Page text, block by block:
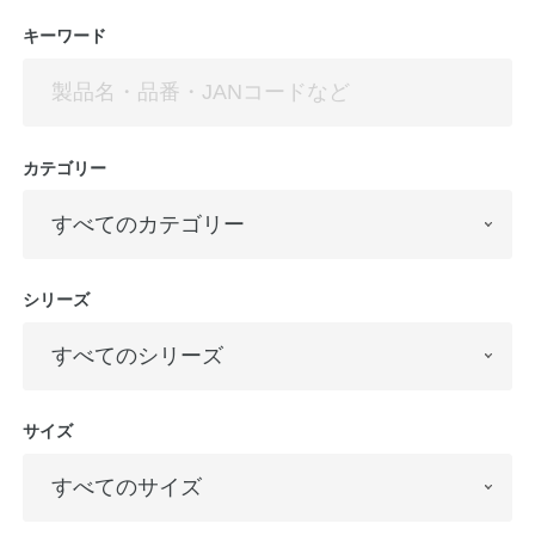
キーワード
カテゴリー
シリーズ
サイズ